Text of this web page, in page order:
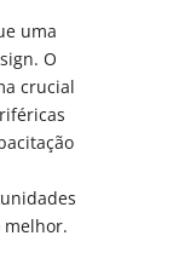
uma
O
crucial